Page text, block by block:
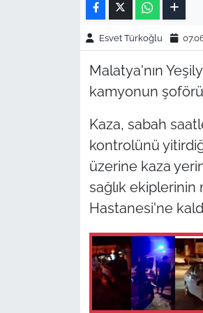
Esvet Türkoğlu
Malatya'nın
kamyonun şoförü
Kaza, sabah
kontrolünü
üzerine kaza
sağlık ekiplerinin
Hastanesi'ne